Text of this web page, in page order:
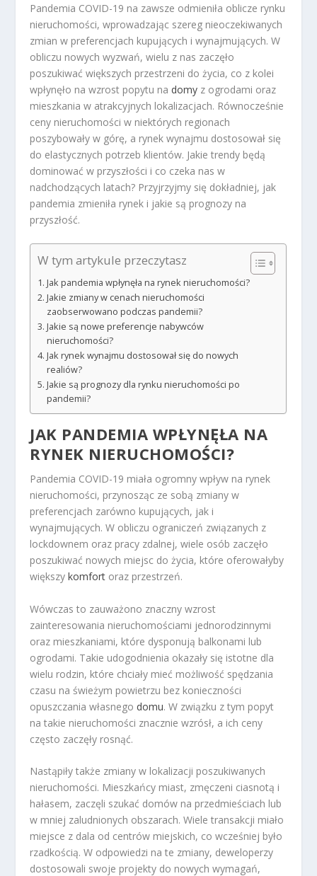
Pandemia COVID-19 na zawsze odmieniła oblicze rynku
nieruchomości, wprowadzając szereg nieoczekiwanych
zmian w preferencjach kupujących i wynajmujących. W
obliczu nowych wyzwań, wielu z nas zaczęło
poszukiwać większych przestrzeni do życia, co z kolei
wpłynęło na wzrost popytu na domy z ogrodami oraz
mieszkania w atrakcyjnych lokalizacjach. Równocześnie
ceny nieruchomości w niektórych regionach
poszybowały w górę, a rynek wynajmu dostosował się
do elastycznych potrzeb klientów. Jakie trendy będą
dominować w przyszłości i co czeka nas w
nadchodzących latach? Przyjrzyjmy się dokładniej, jak
pandemia zmieniła rynek i jakie są prognozy na
przyszłość.
W tym artykule przeczytasz
Jak pandemia wpłynęła na rynek nieruchomości?
Jakie zmiany w cenach nieruchomości
zaobserwowano podczas pandemii?
Jakie są nowe preferencje nabywców
nieruchomości?
Jak rynek wynajmu dostosował się do nowych
realiów?
Jakie są prognozy dla rynku nieruchomości po
pandemii?
JAK PANDEMIA WPŁYNĘŁA NA
RYNEK NIERUCHOMOŚCI?
Pandemia COVID-19 miała ogromny wpływ na rynek
nieruchomości, przynosząc ze sobą zmiany w
preferencjach zarówno kupujących, jak i
wynajmujących. W obliczu ograniczeń związanych z
lockdownem oraz pracy zdalnej, wiele osób zaczęło
poszukiwać nowych miejsc do życia, które oferowałyby
większykomfort oraz przestrzeń.
Wówczas to zauważono znaczny wzrost
zainteresowania nieruchomościami jednorodzinnymi
oraz mieszkaniami, które dysponują balkonami lub
ogrodami. Takie udogodnienia okazały się istotne dla
wielu rodzin, które chciały mieć możliwość spędzania
czasu na świeżym powietrzu bez konieczności
opuszczania własnego domu. W związku z tym popyt
na takie nieruchomości znacznie wzrósł, a ich ceny
często zaczęły rosnąć.
Nastąpiły także zmiany w lokalizacji poszukiwanych
nieruchomości. Mieszkańcy miast, zmęczeni ciasnotą i
hałasem, zaczęli szukać domów na przedmieściach lub
w mniej zaludnionych obszarach. Wiele transakcji miało
miejsce z dala od centrów miejskich, co wcześniej było
rzadkością. W odpowiedzi na te zmiany, deweloperzy
dostosowali swoje projekty do nowych wymagań,